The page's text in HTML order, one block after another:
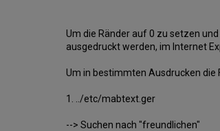
Um die Ränder auf 0 zu setzen
ausgedruckt werden, im Internet
Um in bestimmten Ausdrucken die
1. ../etc/mabtext.ger
--> Suchen nach "freundlichen"